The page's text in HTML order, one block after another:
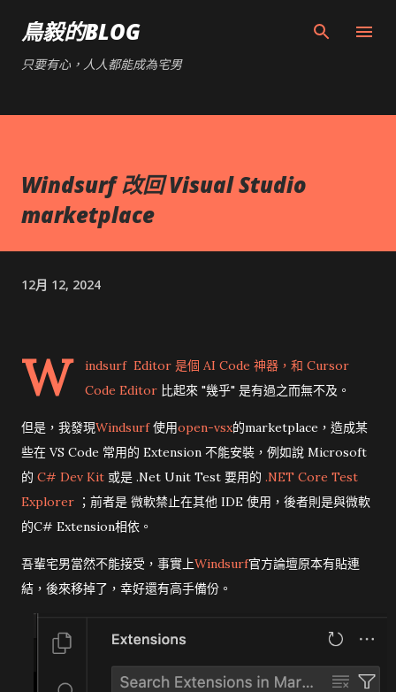
鳥毅的BLOG
只要有心，人人都能成為宅男
Windsurf 改回 Visual Studio
marketplace
12月 12, 2024
W indsurf Editor 是個 AI Code 神器，和 Cursor
Code Editor 比起來 "幾乎" 是有過之而無不及。
但是，我發現Windsurf使用open-vsx的marketplace，造成某
些在 VS Code 常用的 Extension 不能安裝，例如說 Microsoft
的 C# Dev Kit 或是 .Net Unit Test 要用的 .NET Core Test
Explorer ；前者是 微軟禁止在其他 IDE 使用，後者則是與微軟
的C# Extension相依。
吾輩宅男當然不能接受，事實上Windsurf官方論壇原本有貼連
結，後來移掉了，幸好還有高手備份。